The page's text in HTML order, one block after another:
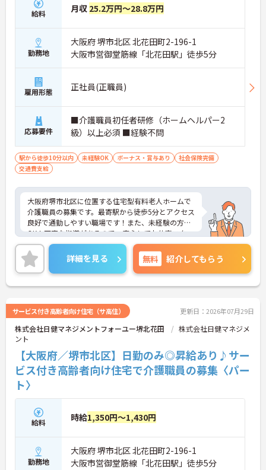
を目指せる環境です
【手厚い待遇と働きやすさの両立】
・残業は全社平均残業月5時間程度と少なくプライ
ベートの時間を確保できます
・3日以上の連続休暇取得で支援金が支給される独
自の制度があります
・夏季・冬季の特別休暇があり年間休日は113日し
っかりと休めます
【安心の教育・チームサポート体制】
たOJTを実施しています
給料 月収 25.2万円～28.8万円
勤務地
大阪府 堺市北区 北花田町2-196-1
大阪市営御堂筋線「北花田駅」徒歩5分
雇用形態 正社員(正職員)
応募要件
■介護職員初任者研修（ホームヘルパー2
級）以上必須 ■経験不問
駅から徒歩10分以内 未経験OK ボーナス・賞与あり
社会保険完備
交通費支給
大阪府堺市北区に位置する住宅型有料老人ホームで
介護職員の募集です。最寄駅から徒歩5分とアクセス
良好で通勤しやすい職場です！また、未経験の方も
OK！丁寧な指導があるので、安心してお仕事スター
トいただける環境です◎ご興味のある方はご面接の
ポイントお伝えしますのでご気軽にお問い合わせく
ださい。
詳細を見る 無料 紹介してもらう
サービス付き高齢者向け住宅（サ高住） 更新日：2026年07月29日
株式会社日健マネジメントフォーユー堺北花田
株式会社日健マネジメ
ント
【大阪府／堺市北区】日勤のみ◎昇給あり♪サー
ビス付き高齢者向け住宅で介護職員の募集〈パー
ト〉
給料 時給1,350円～1,430円
勤務地
大阪府 堺市北区 北花田町2-196-1
大阪市営御堂筋線「北花田駅」徒歩5分